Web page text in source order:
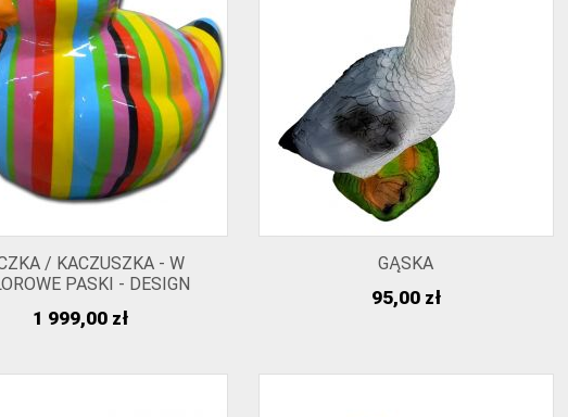
/ KACZUSZKA - W
PASKI - DESIGN
Cena
1 999,00 zł
GĄSKA
Cena
95,00 zł